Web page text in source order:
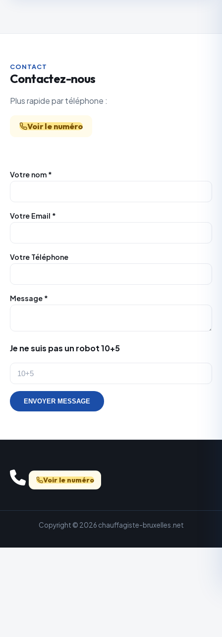
CONTACT
Contactez-nous
Plus rapide par téléphone :
Voir le numéro
Votre nom *
Votre Email *
Votre Téléphone
Message *
Je ne suis pas un robot 10+5
ENVOYER MESSAGE
Voir le numéro
Copyright © 2026 chauffagiste-bruxelles.net